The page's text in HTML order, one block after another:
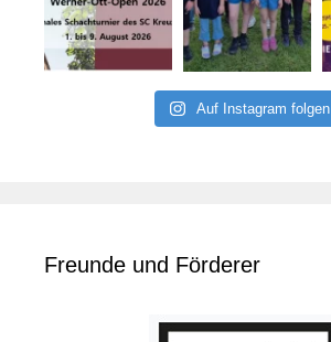
Auf Instagram folgen
Freunde und Förderer